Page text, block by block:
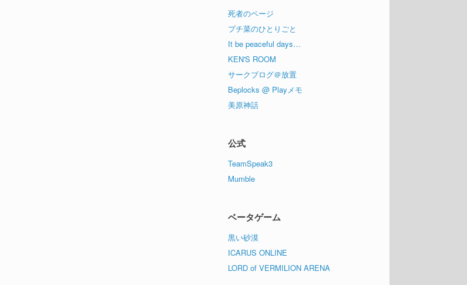
死者のページ
プチ菜のひとりごと
It be peaceful days…
KEN'S ROOM
サークブログ＠放置
Beplocks @ Playメモ
美原神話
公式
TeamSpeak3
Mumble
ベータゲーム
黒い砂漠
ICARUS ONLINE
LORD of VERMILION ARENA